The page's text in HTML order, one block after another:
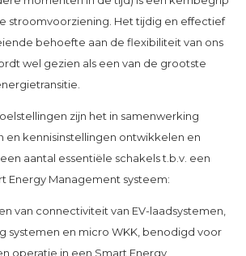
stroomvoorziening. Het tijdig en effectief
behoefte aan de flexibiliteit van ons
wel gezien als een van de grootste
zijn het in samenwerking
en kennisinstellingen ontwikkelen en
aantal essentiële schakels t.b.v. een
Energy Management systeem:
van connectiviteit van EV-laadsystemen,
systemen en micro WKK, benodigd voor
operatie in een Smart Energy